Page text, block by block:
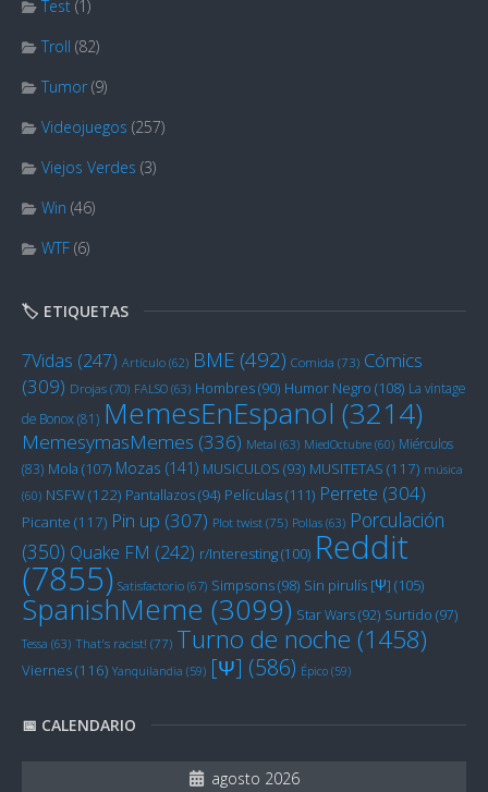
Test (1)
Troll (82)
Tumor (9)
Videojuegos (257)
Viejos Verdes (3)
Win (46)
WTF (6)
🏷️ ETIQUETAS
7Vidas (247) Artículo (62) BME (492) Comida (73) Cómics
(309) Drojas (70) FALSO (63) Hombres(90) Humor Negro (108) La vintage
de Bonox(81) MemesEnEspanol (3214)
MemesymasMemes (336) Metal (63) MiedOctubre (60) Miérculos
(83) Mola (107) Mozas (141) MUSICULOS (93) MUSITETAS (117) música
(60) NSFW(122) Pantallazos(94) Películas(111) Perrete (304)
Picante (117) Pin up (307) Plot twist (75) Pollas (63) Porculación
(350) Quake FM (242) r/Interesting(100) Reddit
(7855) Satisfactorio (67) Simpsons(98) Sin pirulís [Ψ] (105)
SpanishMeme (3099) Star Wars(92) Surtido (97)
Tessa (63) That's racist! (77) Turno de noche (1458)
Viernes(116) Yanquilandia (59) [Ψ] (586) Épico (59)
📅 CALENDARIO
agosto 2026